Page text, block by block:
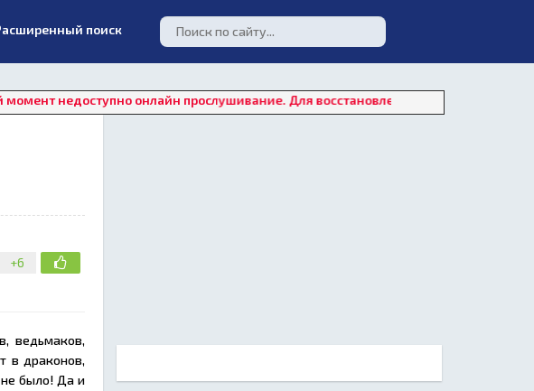
поиск
онлайн прослушивание. Для восстановления работы плеера нажмите
+6
ведьмаков,
в драконов,
было! Да и